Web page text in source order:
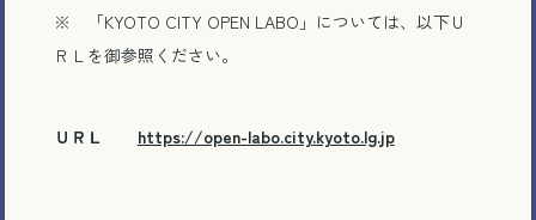
※ 「KYOTO CITY OPEN LABO 」については、以下Ｕ
ＲＬを御参照ください。
ＵＲＬ https://open-labo.city.kyoto.lg.jp